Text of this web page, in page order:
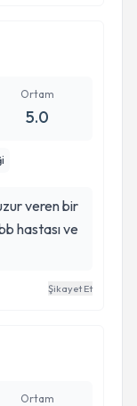
Ortam
5.0
veren bir
hastası ve
Şikayet Et
Ortam